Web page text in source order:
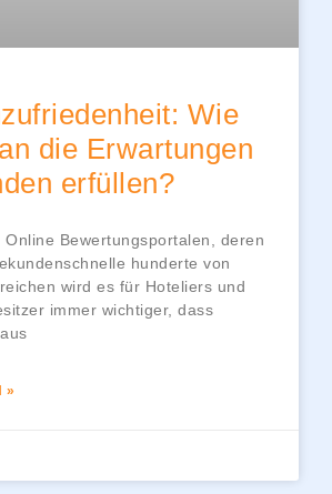
Wie
die Erwartungen
erfüllen?
Online Bewertungsportalen, deren
hunderte von
wird es für Hoteliers und
immer wichtiger, dass
»